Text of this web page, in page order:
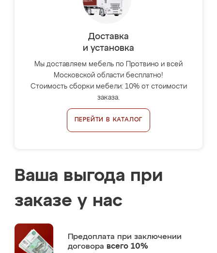
Доставка
и установка
Мы доставляем мебель по Протвино и всей
Московской области бесплатно!
Стоимость сборки мебели: 10% от стоимости
заказа.
ПЕРЕЙТИ В КАТАЛОГ
Ваша выгода при
заказе у нас
Предоплата при заключении
договора всего 10%